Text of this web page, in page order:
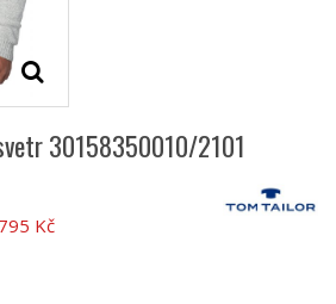
30158350010/2101
795 Kč